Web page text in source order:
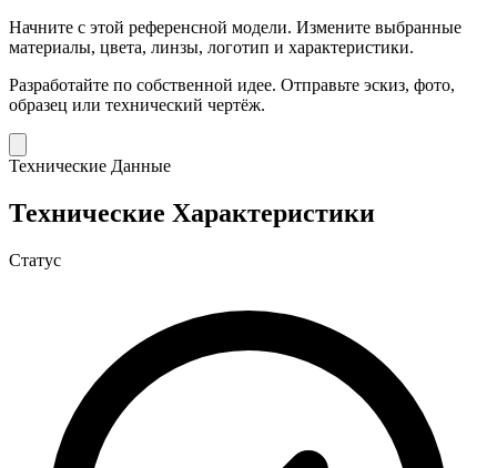
Начните с этой референсной модели. Измените выбранные
материалы, цвета, линзы, логотип и характеристики.
Разработайте по собственной идее. Отправьте эскиз, фото,
образец или технический чертёж.
Технические Данные
Технические Характеристики
Статус